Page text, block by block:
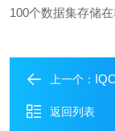
100个数据集存储
上一个：
返回列表